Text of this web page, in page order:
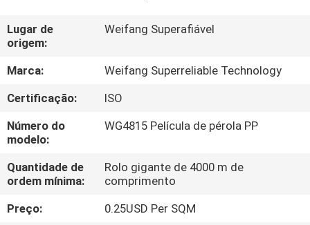
SOBRE
NÓS
EXCURSÃO
DA
FÁBRICA
CONTROLE
Lugar de
origem:
Weifang Superafiável
Marca:
Weifang Superreliable Technology
Certificação:
ISO
Número do
modelo:
WG4815 Película de pérola PP
Quantidade de
ordem mínima:
Rolo gigante de 4000 m de
comprimento
Preço:
0.25USD Per SQM